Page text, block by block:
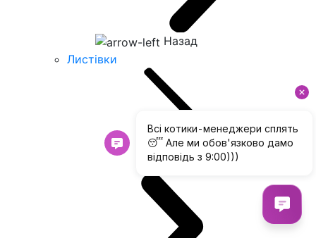
Назад
Листівки